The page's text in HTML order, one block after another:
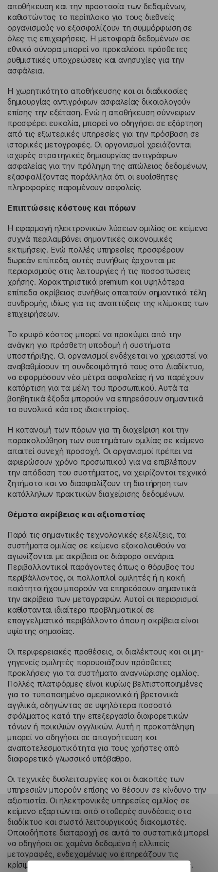
αποθήκευση και την προστασία των δεδομένων,
καθιστώντας το περίπλοκο για τους διεθνείς
οργανισμούς να εξασφαλίζουν τη συμμόρφωση σε
όλες τις επιχειρήσεις. Η μεταφορά δεδομένων σε
εθνικά σύνορα μπορεί να προκαλέσει πρόσθετες
ρυθμιστικές υποχρεώσεις και ανησυχίες για την
ασφάλεια.
Η χωρητικότητα αποθήκευσης και οι διαδικασίες
δημιουργίας αντιγράφων ασφαλείας δικαιολογούν
επίσης την εξέταση. Ενώ η αποθήκευση σύννεφων
προσφέρει ευκολία, μπορεί να οδηγήσει σε εξάρτηση
από τις εξωτερικές υπηρεσίες για την πρόσβαση σε
ιστορικές μεταγραφές. Οι οργανισμοί χρειάζονται
ισχυρές στρατηγικές δημιουργίας αντιγράφων
ασφαλείας για την πρόληψη της απώλειας δεδομένων,
εξασφαλίζοντας παράλληλα ότι οι ευαίσθητες
πληροφορίες παραμένουν ασφαλείς.
Επιπτώσεις κόστους και πόρων
Η εφαρμογή ηλεκτρονικών λύσεων ομιλίας σε κείμενο
συχνά περιλαμβάνει σημαντικές οικονομικές
εκτιμήσεις. Ενώ πολλές υπηρεσίες προσφέρουν
δωρεάν επίπεδα, αυτές συνήθως έρχονται με
περιορισμούς στις λειτουργίες ή τις ποσοστώσεις
χρήσης. Χαρακτηριστικά premium και υψηλότερα
επίπεδα ακρίβειας συνήθως απαιτούν σημαντικά τέλη
συνδρομής, ιδίως για τις αναπτύξεις της κλίμακας των
επιχειρήσεων.
Το κρυφό κόστος μπορεί να προκύψει από την
ανάγκη για πρόσθετη υποδομή ή συστήματα
υποστήριξης. Οι οργανισμοί ενδέχεται να χρειαστεί να
αναβαθμίσουν τη συνδεσιμότητά τους στο Διαδίκτυο,
να εφαρμόσουν νέα μέτρα ασφαλείας ή να παρέχουν
κατάρτιση για τα μέλη του προσωπικού. Αυτά τα
βοηθητικά έξοδα μπορούν να επηρεάσουν σημαντικά
το συνολικό κόστος ιδιοκτησίας.
Η κατανομή των πόρων για τη διαχείριση και την
παρακολούθηση των συστημάτων ομιλίας σε κείμενο
απαιτεί συνεχή προσοχή. Οι οργανισμοί πρέπει να
αφιερώσουν χρόνο προσωπικού για να επιβλέπουν
την απόδοση του συστήματος, να χειρίζονται τεχνικά
ζητήματα και να διασφαλίζουν τη διατήρηση των
κατάλληλων πρακτικών διαχείρισης δεδομένων.
Θέματα ακρίβειας και αξιοπιστίας
Παρά τις σημαντικές τεχνολογικές εξελίξεις, τα
συστήματα ομιλίας σε κείμενο εξακολουθούν να
αγωνίζονται με ακρίβεια σε διάφορα σενάρια.
Περιβαλλοντικοί παράγοντες όπως ο θόρυβος του
περιβάλλοντος, οι πολλαπλοί ομιλητές ή η κακή
ποιότητα ήχου μπορούν να επηρεάσουν σημαντικά
την ακρίβεια των μεταγραφών. Αυτοί οι περιορισμοί
καθίστανται ιδιαίτερα προβληματικοί σε
επαγγελματικά περιβάλλοντα όπου η ακρίβεια είναι
υψίστης σημασίας.
Οι περιφερειακές προθέσεις, οι διαλέκτους και οι μη-
γηγενείς ομιλητές παρουσιάζουν πρόσθετες
προκλήσεις για τα συστήματα αναγνώρισης ομιλίας.
Πολλές πλατφόρμες είναι κυρίως βελτιστοποιημένες
για τα τυποποιημένα αμερικανικά ή βρετανικά
αγγλικά, οδηγώντας σε υψηλότερα ποσοστά
σφάλματος κατά την επεξεργασία διαφορετικών
τόνων ή ποικιλιών αγγλικών. Αυτή η προκατάληψη
μπορεί να οδηγήσει σε απογοήτευση και
αναποτελεσματικότητα για τους χρήστες από
διαφορετικό γλωσσικό υπόβαθρο.
Οι τεχνικές δυσλειτουργίες και οι διακοπές των
υπηρεσιών μπορούν επίσης να θέσουν σε κίνδυνο την
αξιοπιστία. Οι ηλεκτρονικές υπηρεσίες ομιλίας σε
κείμενο εξαρτώνται από σταθερές συνδέσεις στο
διαδίκτυο και σωστά λειτουργικούς διακομιστές.
Οποιαδήποτε διαταραχή σε αυτά τα συστατικά μπορεί
να οδηγήσει σε χαμένα δεδομένα ή ελλιπείς
μεταγραφές, ενδεχομένως να επηρεάζουν τις
κρίσιμες διαδικασίες επικοινωνιών ή τεκμηρίωσης.